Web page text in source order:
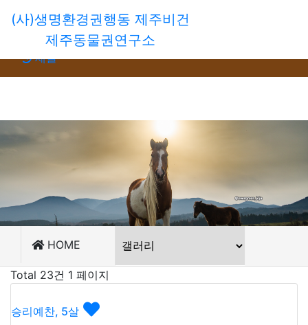
회원가입
로그인
새글
(사)생명환경권행동 제주비건
제주동물권연구소
HOME
Total 23건 1 페이지
승리예찬, 5살